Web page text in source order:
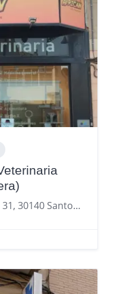
C. Maestro Puig Valera, 31, 30140 Santomera, Murcia